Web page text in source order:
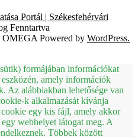
Portál | Székesfehérvári
Fenntartva
OMEGA Powered by WordPress.
formájában információkat
amely információk
Az alábbiakban lehetősége van
k alkalmazását kívánja
egy kis fájl, amely akkor
webhelyet látogat meg. A
Többek között